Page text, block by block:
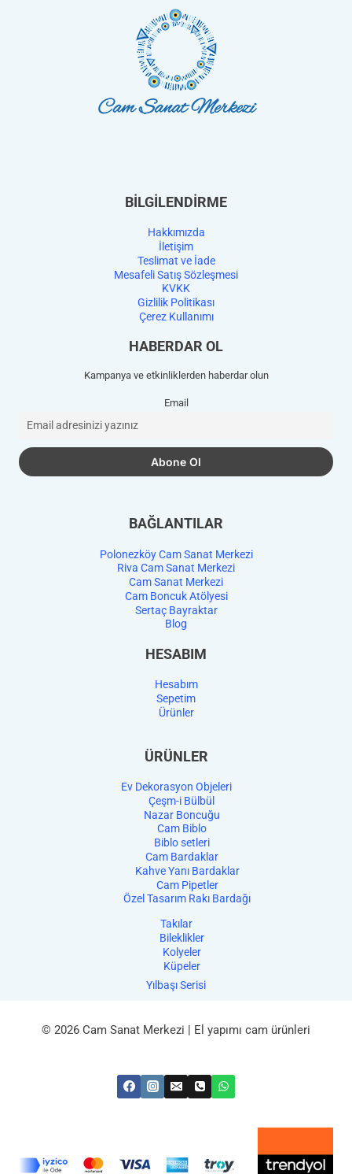
BİLGİLENDİRME
Hakkımızda
İletişim
Teslimat ve İade
Mesafeli Satış Sözleşmesi
KVKK
Gizlilik Politikası
Çerez Kullanımı
HABERDAR OL
Kampanya ve etkinliklerden haberdar olun
Email
BAĞLANTILAR
Polonezköy Cam Sanat Merkezi
Riva Cam Sanat Merkezi
Cam Sanat Merkezi
Cam Boncuk Atölyesi
Sertaç Bayraktar
Blog
HESABIM
Hesabım
Sepetim
Ürünler
ÜRÜNLER
Ev Dekorasyon Objeleri
Çeşm-i Bülbül
Nazar Boncuğu
Cam Biblo
Biblo setleri
Cam Bardaklar
Kahve Yanı Bardaklar
Cam Pipetler
Özel Tasarım Rakı Bardağı
Takılar
Bileklikler
Kolyeler
Küpeler
Yılbaşı Serisi
© 2026 Cam Sanat Merkezi | El yapımı cam ürünleri